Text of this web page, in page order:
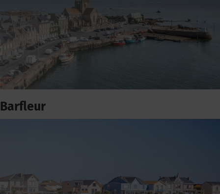
Barfleur